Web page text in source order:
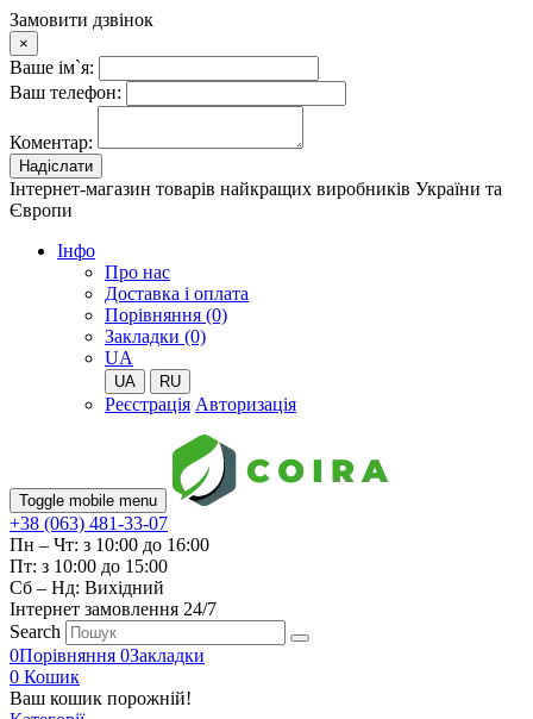
Замовити дзвінок
×
Ваше ім`я:
Ваш телефон:
Коментар:
Надіслати
Інтернет-магазин товарів найкращих виробників України та
Європи
Iнфо
Про нас
Доставка і оплата
Порівняння (0)
Закладки (0)
UA
UA RU
Реєстрація Авторизація
Toggle mobile menu
+38 (063) 481-33-07
Пн – Чт: з 10:00 до 16:00
Пт: з 10:00 до 15:00
Сб – Нд: Вихідний
Інтернет замовлення 24/7
Search
0Порівняння 0Закладки
0 Кошик
Ваш кошик порожній!